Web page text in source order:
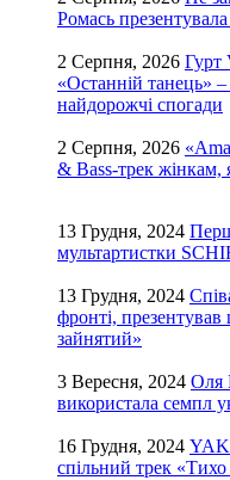
Ромась
2 Серпня, 2026 Гурт
«Останній танець»
найдорожчі спогади
2 Серпня, 2026
& Bass-трек жінкам,
13 Грудня, 2024
мультартистки
13 Грудня, 2024
фронті,
зайнятий»
3 Вересня, 2024 Оля
використала семпл
16 Грудня, 2024
спільний трек «Тихо